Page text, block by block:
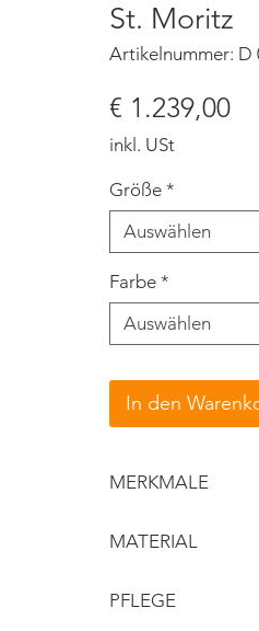
St. Moritz
Artikelnummer: D
€ 1.239,00
inkl. USt
Größe *
Auswählen
Farbe *
Auswählen
In den
MERKMALE
Revers
paspelierte
MATERIAL
Details: Loden
PFLEGE